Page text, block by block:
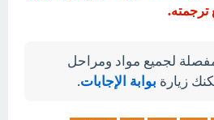
لجميع مواد ومراحل
زيارة بوابة الإجابات.